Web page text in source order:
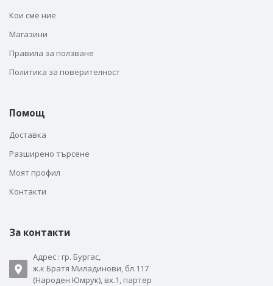
Кои сме ние
Магазини
Правила за ползване
Политика за поверителност
Помощ
Доставка
Разширено търсене
Моят профил
Контакти
За контакти
Адрес : гр. Бургас,
ж.к Братя Миладинови, бл.117
(Народен Юмрук), вх.1, партер